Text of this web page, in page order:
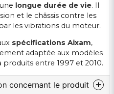
longue durée de vie. Il
et le châssis contre les
les vibrations du moteur.
spécifications Aixam,
adaptée aux modèles
entre 1997 et 2010.
concernant le produit